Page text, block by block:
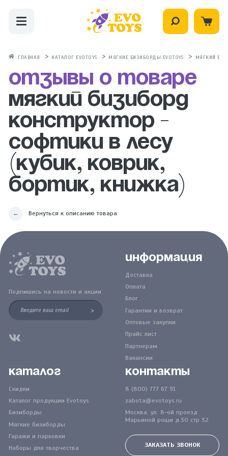
ГЛАВНАЯ КАТАЛОГ EVOTOYS МЯГКИЕ БИЗИБОРДЫ EVOTOYS МЯГКИЙ
Отзывы о товаре
Мягкий бизиборд
конструктор -
Софтики в Лесу
(кубик, коврик,
бортик, книжка)
Вернуться к описанию товара
Подпишись на новости и акции
>
Информация
Доставка
Оплата
Блог
Гарантии и возврат
Оптовые закупки
Прайс лист
Партнерам
Вакансии
Каталог
Скидки
Каталог продукции Evotoys
Бизиборды
Мягкие бизиборды
Гаражи и парковки
Наборы для творчества
Контакты
8 (800) 777 67 91
zabota@evotoys.ru
Москва, ул. 8-ой проезд
Марьиной рощи д.30 стр 32
ЗАКАЗАТЬ ЗВОНОК